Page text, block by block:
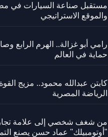
مستقبل صناعة السيارات في
والموقع الاستراتيجي
رامي أبو غزالة.. الهرم الرابع
حماية في العالم
كابتن عبدالله محمود.. مزيج
الرياضة المصرية
من شغف شخصي إلى علامة
"أوتومبيلك" عماد حسن يصنع